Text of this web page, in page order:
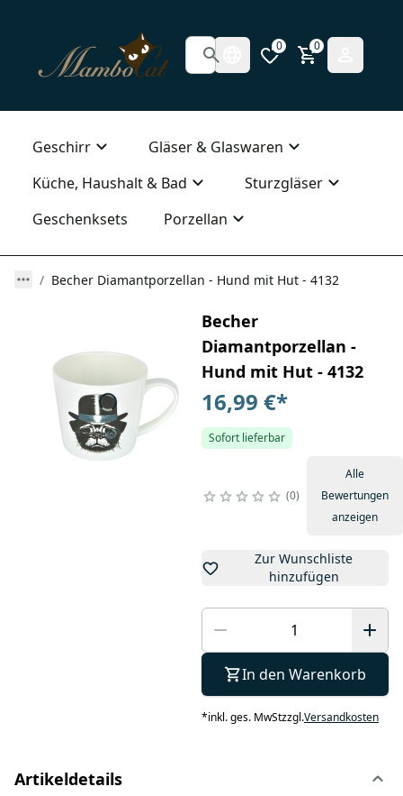
0 0
Geschirr
Gläser & Glaswaren
Küche, Haushalt & Bad
Sturzgläser
Geschenksets
Porzellan
Becher Diamantporzellan - Hund mit Hut - 4132
Becher
Diamantporzellan -
Hund mit Hut - 4132
16,99 €*
Sofort lieferbar
0
Alle
Bewertungen
anzeigen
Zur Wunschliste
hinzufügen
In den Warenkorb
*inkl. ges. MwStzzgl.Versandkosten
Artikeldetails